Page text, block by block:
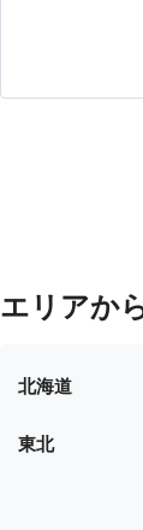
エリアか
北海道
東北